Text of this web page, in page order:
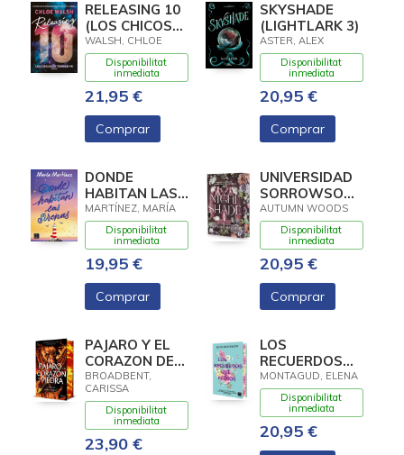
RELEASING 10
(LOS CHICOS
DE TOMMEN 6)
WALSH, CHLOE
Disponibilitat
inmediata
21,95 €
Comprar
SKYSHADE
(LIGHTLARK 3)
ASTER, ALEX
Disponibilitat
inmediata
20,95 €
Comprar
DONDE
HABITAN LAS
SIRENAS
MARTÍNEZ, MARÍA
Disponibilitat
inmediata
19,95 €
Comprar
UNIVERSIDAD
SORROWSONG
1.
NIGHTSHADE
AUTUMN WOODS
Disponibilitat
inmediata
20,95 €
Comprar
PAJARO Y EL
CORAZON DE
PIEDRA, EL
(EDICION
DELUXE)
BROADBENT,
CARISSA
Disponibilitat
inmediata
23,90 €
LOS
RECUERDOS
QUE FUIMOS
MONTAGUD, ELENA
Disponibilitat
inmediata
20,95 €